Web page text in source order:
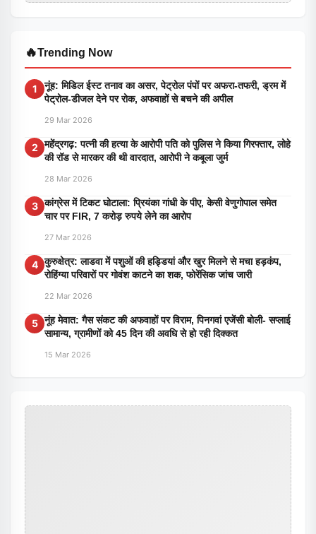
🔥Trending Now
1
नूंह: मिडिल ईस्ट तनाव का असर, पेट्रोल पंपों पर अफरा-तफरी, ड्रम में
पेट्रोल-डीजल देने पर रोक, अफवाहों से बचने की अपील
29 Mar 2026
2
महेंद्रगढ़: पत्नी की हत्या के आरोपी पति को पुलिस ने किया गिरफ्तार, लोहे
की रॉड से मारकर की थी वारदात, आरोपी ने कबूला जुर्म
28 Mar 2026
3 कांग्रेस में टिकट घोटाला: प्रियंका गांधी के पीए, केसी वेणुगोपाल समेत
चार पर FIR, 7 करोड़ रुपये लेने का आरोप
27 Mar 2026
4 कुरुक्षेत्र: लाडवा में पशुओं की हड्डियां और खुर मिलने से मचा हड़कंप,
रोहिंग्या परिवारों पर गोवंश काटने का शक, फोरेंसिक जांच जारी
22 Mar 2026
5 नूंह मेवात: गैस संकट की अफवाहों पर विराम, पिनगवां एजेंसी बोली- सप्लाई
सामान्य, ग्रामीणों को 45 दिन की अवधि से हो रही दिक्कत
15 Mar 2026